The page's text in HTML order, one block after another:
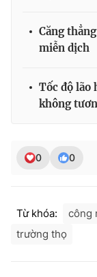
Căng
miễn dịch
Tốc độ lão
không
0 0
Từ khóa: công
trường thọ